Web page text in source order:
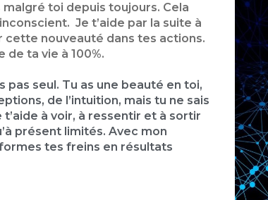
toi depuis toujours. Cela
Je t’aide par la suite à
nouveauté dans tes actions.
ta vie à 100%.
pas seul. Tu as une beauté en toi,
de l’intuition, mais tu ne sais
à voir, à ressentir et à sortir
présent limités. Avec mon
tes freins en résultats